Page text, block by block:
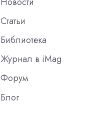
Статьи
Библиотека
Журнал в iMag
Форум
Блог